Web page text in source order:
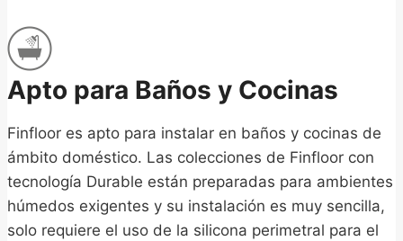
Apto para Baños y Cocinas
Finfloor es apto para instalar en baños y cocinas de
ámbito doméstico. Las colecciones de Finfloor con
tecnología Durable están preparadas para ambientes
húmedos exigentes y su instalación es muy sencilla,
solo requiere el uso de la silicona perimetral para el